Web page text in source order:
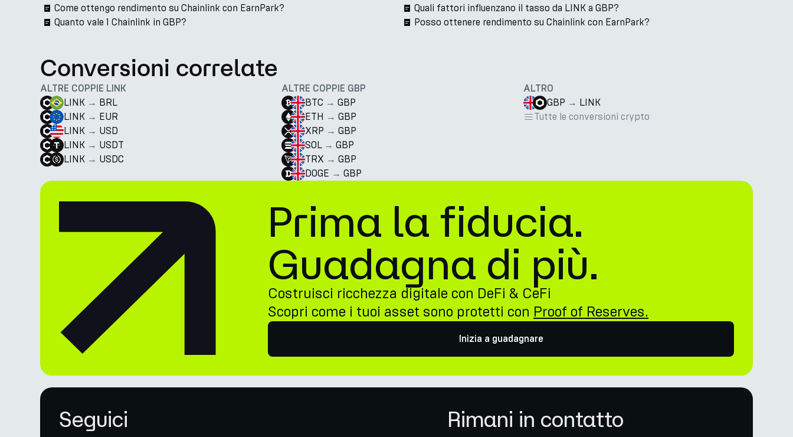
Come ottengo rendimento su Chainlink con EarnPark?
Quanto vale 1 Chainlink in GBP?
Quali fattori influenzano il tasso da LINK a GBP?
Posso ottenere rendimento su Chainlink con EarnPark?
Conversioni correlate
ALTRE COPPIE LINK
LINK → BRL
LINK → EUR
LINK → USD
LINK → USDT
LINK → USDC
ALTRE COPPIE GBP
BTC → GBP
ETH → GBP
XRP → GBP
SOL → GBP
TRX → GBP
DOGE → GBP
ALTRO
GBP → LINK
Tutte le conversioni crypto
Prima la fiducia.
Guadagna di più.
Costruisci ricchezza digitale con DeFi & CeFi
Scopri come i tuoi asset sono protetti con Proof of Reserves.
Inizia a guadagnare
Seguici Rimani in contatto